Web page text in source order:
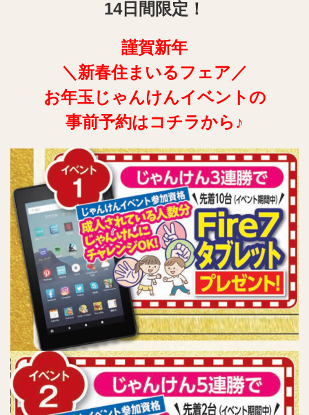
14日間限定！
謹賀新年
＼新春住まいるフェア／
お年玉じゃんけんイベントの
事前予約はコチラから♪